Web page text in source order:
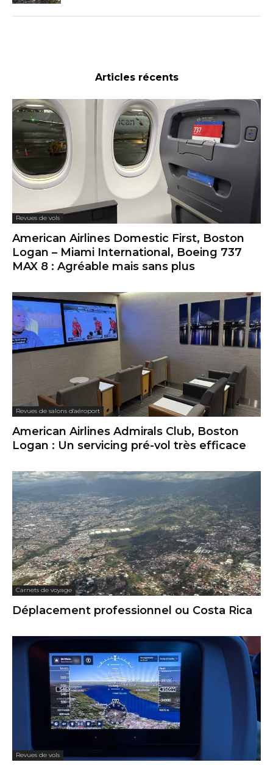
Articles récents
Revues de vols
American Airlines Domestic First, Boston
Logan – Miami International, Boeing 737
MAX 8 : Agréable mais sans plus
Revues de salons d'aéroport
American Airlines Admirals Club, Boston
Logan : Un servicing pré-vol très efficace
Carnets de voyage
Déplacement professionnel ou Costa Rica
Revues de vols